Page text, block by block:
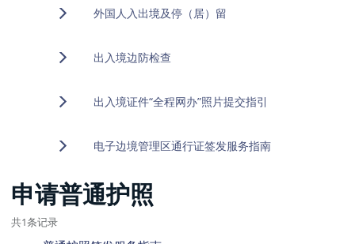
外国人入出境及停（居）留
出入境边防检查
出入境证件“全程网办”照片提交指引
电子边境管理区通行证签发服务指南
申请普通护照
共1条记录